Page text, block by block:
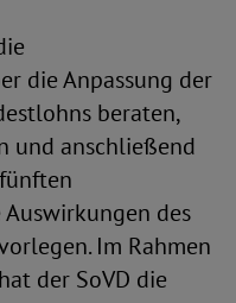
die Anpassung der
beraten,
und anschließend
des
Im Rahmen
der SoVD die